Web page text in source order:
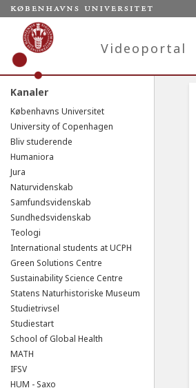
Videoportal
Kanaler
Københavns Universitet
University of Copenhagen
Bliv studerende
Humaniora
Jura
Naturvidenskab
Samfundsvidenskab
Sundhedsvidenskab
Teologi
International students at UCPH
Green Solutions Centre
Sustainability Science Centre
Statens Naturhistoriske Museum
Studietrivsel
Studiestart
School of Global Health
MATH
IFSV
HUM - Saxo